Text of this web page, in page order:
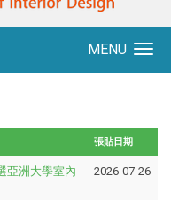
MENU
張貼日期
亞洲大學室內
2026-07-26